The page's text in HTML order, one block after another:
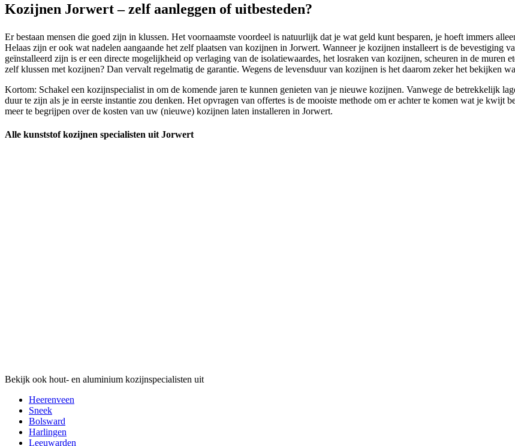
Kozijnen Jorwert – zelf aanleggen of uitbesteden?
Er bestaan mensen die goed zijn in klussen. Het voornaamste voordeel is natuurlijk dat je wat geld kunt besparen, je hoeft immers
Helaas zijn er ook wat nadelen aangaande het zelf plaatsen van kozijnen in Jorwert. Wanneer je kozijnen installeert is de
geïnstalleerd zijn is er een directe mogelijkheid op verlaging van de isolatiewaardes, het losraken van kozijnen, scheuren in de muren
zelf klussen met kozijnen? Dan vervalt regelmatig de garantie. Wegens de levensduur van kozijnen is het daarom zeker het bekijken
Kortom: Schakel een kozijnspecialist in om de komende jaren te kunnen genieten van je nieuwe kozijnen. Vanwege de betrekkelijk
duur te zijn als je in eerste instantie zou denken. Het opvragen van offertes is de mooiste methode om er achter te komen wat je
meer te begrijpen over de kosten van uw (nieuwe) kozijnen laten installeren in Jorwert.
Alle kunststof kozijnen specialisten uit Jorwert
Bekijk ook hout- en aluminium kozijnspecialisten uit
Heerenveen
Sneek
Bolsward
Harlingen
Leeuwarden